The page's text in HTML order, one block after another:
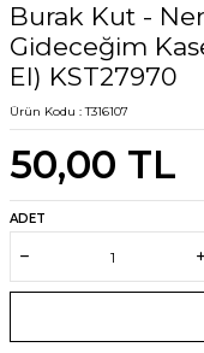
Burak Kut -
Gideceğim
El) KST27970
Ürün Kodu :T316107
50,00 TL
ADET